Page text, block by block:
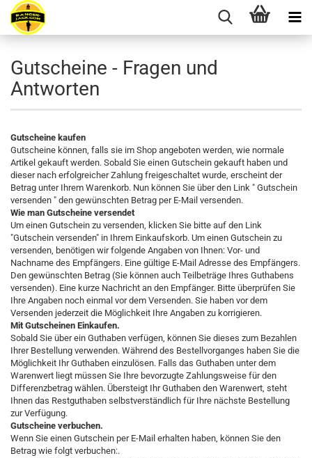
Gutscheine - Fragen und
Antworten
Gutscheine kaufen
Gutscheine können, falls sie im Shop angeboten werden, wie normale
Artikel gekauft werden. Sobald Sie einen Gutschein gekauft haben und
dieser nach erfolgreicher Zahlung freigeschaltet wurde, erscheint der
Betrag unter Ihrem Warenkorb. Nun können Sie über den Link " Gutschein
versenden " den gewünschten Betrag per E-Mail versenden.
Wie man Gutscheine versendet
Um einen Gutschein zu versenden, klicken Sie bitte auf den Link
"Gutschein versenden" in Ihrem Einkaufskorb. Um einen Gutschein zu
versenden, benötigen wir folgende Angaben von Ihnen: Vor- und
Nachname des Empfängers. Eine gültige E-Mail Adresse des Empfängers.
Den gewünschten Betrag (Sie können auch Teilbeträge Ihres Guthabens
versenden). Eine kurze Nachricht an den Empfänger. Bitte überprüfen Sie
Ihre Angaben noch einmal vor dem Versenden. Sie haben vor dem
Versenden jederzeit die Möglichkeit Ihre Angaben zu korrigieren.
Mit Gutscheinen Einkaufen.
Sobald Sie über ein Guthaben verfügen, können Sie dieses zum Bezahlen
Ihrer Bestellung verwenden. Während des Bestellvorganges haben Sie die
Möglichkeit Ihr Guthaben einzulösen. Falls das Guthaben unter dem
Warenwert liegt müssen Sie Ihre bevorzugte Zahlungsweise für den
Differenzbetrag wählen. Übersteigt Ihr Guthaben den Warenwert, steht
Ihnen das Restguthaben selbstverständlich für Ihre nächste Bestellung
zur Verfügung.
Gutscheine verbuchen.
Wenn Sie einen Gutschein per E-Mail erhalten haben, können Sie den
Betrag wie folgt verbuchen:.